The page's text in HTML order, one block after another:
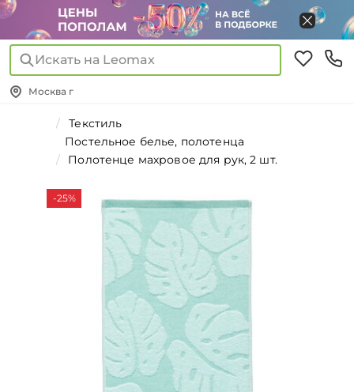
Искать на Leomax
Москва г
Текстиль
Постельное белье, полотенца
Полотенце махровое для рук, 2 шт.
-25%